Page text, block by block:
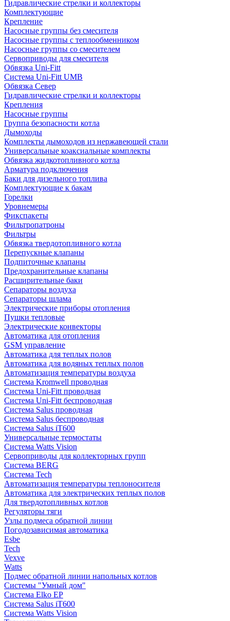
Гидравлические стрелки и коллекторы
Комплектующие
Крепление
Насосные группы без смесителя
Насосные группы с теплообменником
Насосные группы со смесителем
Сервоприводы для смесителя
Обвязка Uni-Fitt
Система Uni-Fitt UMB
Обвязка Север
Гидравлические стрелки и коллекторы
Крепления
Насосные группы
Группа безопасности котла
Дымоходы
Комплекты дымоходов из нержавеющей стали
Универсальные коаксиальные комплекты
Обвязка жидкотопливного котла
Арматура подключения
Баки для дизельного топлива
Комплектующие к бакам
Горелки
Уровнемеры
Фикспакеты
Фильтропатроны
Фильтры
Обвязка твердотопливного котла
Перепускные клапаны
Подпиточные клапаны
Предохранительные клапаны
Расширительные баки
Сепараторы воздуха
Сепараторы шлама
Электрические приборы отопления
Пушки тепловые
Электрические конвекторы
Автоматика для отопления
GSM управление
Автоматика для теплых полов
Автоматика для водяных теплых полов
Автоматизация температуры воздуха
Система Kromwell проводная
Система Uni-Fitt проводная
Система Uni-Fitt беспроводная
Система Salus проводная
Система Salus беспроводная
Система Salus iT600
Универсальные термостаты
Система Watts Vision
Сервоприводы для коллекторных групп
Система BERG
Система Tech
Автоматизация температуры теплоносителя
Автоматика для электрических теплых полов
Для твердотопливных котлов
Регуляторы тяги
Узлы подмеса обратной линии
Погодозависимая автоматика
Esbe
Tech
Vexve
Watts
Подмес обратной линии напольных котлов
Системы "Умный дом"
Система Elko EP
Система Salus iT600
Система Watts Vision